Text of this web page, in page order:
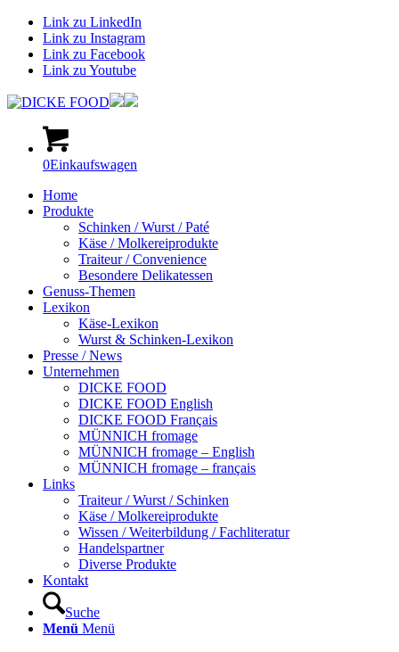
Link zu LinkedIn
Link zu Instagram
Link zu Facebook
Link zu Youtube
0Einkaufswagen
Home
Produkte
Schinken / Wurst / Paté
Käse / Molkereiprodukte
Traiteur / Convenience
Besondere Delikatessen
Genuss-Themen
Lexikon
Käse-Lexikon
Wurst & Schinken-Lexikon
Presse / News
Unternehmen
DICKE FOOD
DICKE FOOD English
DICKE FOOD Français
MÜNNICH fromage
MÜNNICH fromage – English
MÜNNICH fromage – français
Links
Traiteur / Wurst / Schinken
Käse / Molkereiprodukte
Wissen / Weiterbildung / Fachliteratur
Handelspartner
Diverse Produkte
Kontakt
Suche
Menü Menü